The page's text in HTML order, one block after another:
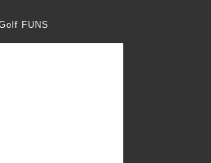
FUNS